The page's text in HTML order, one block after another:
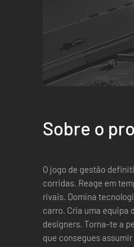
Sobre o
O jogo de gestão
corridas. Reage em tempo real e toma decisões rápidas para ganhares vantagem sobre os teus
rivais. Domina
carro. Cria uma equipa de corridas de topo composta por pilotos, diretores, mecânicos e
designers. Torna-te a peça central do mundo vivo e dinâmico dos desportos motorizados. Achas
que consegues assumir